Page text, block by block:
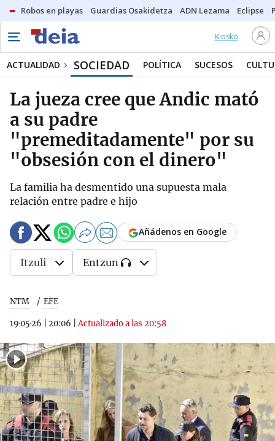
Robos en playas Guardias Osakidetza ADN Lezama Eclipse
Kiosko
ACTUALIDAD SOCIEDAD POLÍTICA SUCESOS
La jueza cree que Andic mató
a su padre
"premeditadamente" por su
"obsesión con el dinero"
La familia ha desmentido una supuesta mala
relación entre padre e hijo
NTM EFE
19·05·26 20:06 |Actualizado a las 20:58
Añádenos en Google
Itzuli Entzun